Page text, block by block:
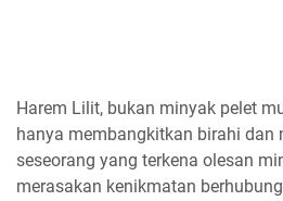
Harem Lilit, bukan minyak pelet
hanya membangkitkan birahi dan
seseorang yang terkena olesan
merasakan kenikmatan